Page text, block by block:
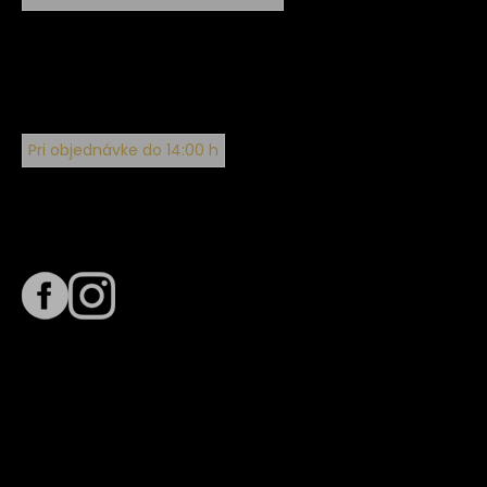
Pri objednávke do 14:00 h